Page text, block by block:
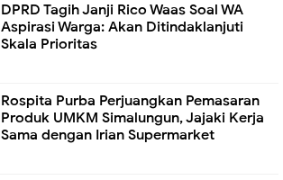
DPRD Tagih Janji Rico Waas Soal WA
Aspirasi Warga: Akan Ditindaklanjuti
Skala Prioritas
Rospita Purba Perjuangkan Pemasaran
Produk UMKM Simalungun, Jajaki Kerja
Sama dengan Irian Supermarket